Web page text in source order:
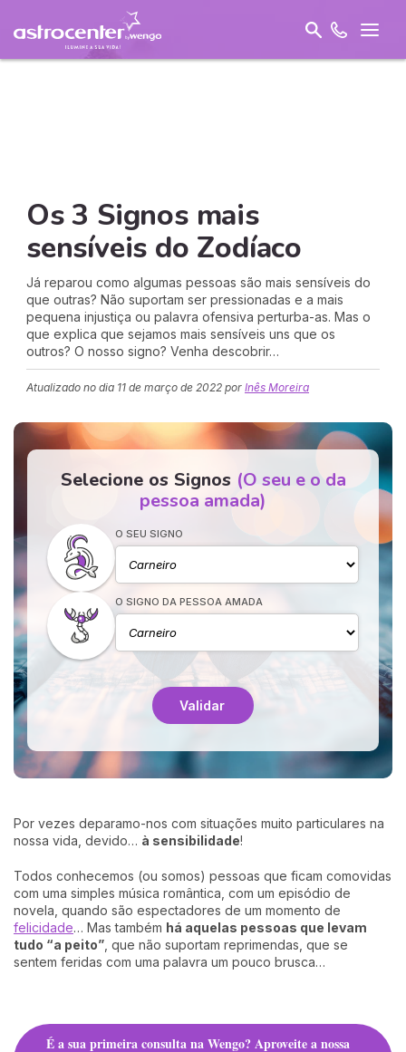
Os 3 Signos mais
sensíveis do Zodíaco
Já reparou como algumas pessoas são mais sensíveis do
que outras? Não suportam ser pressionadas e a mais
pequena injustiça ou palavra ofensiva perturba-as. Mas o
que explica que sejamos mais sensíveis uns que os
outros? O nosso signo? Venha descobrir…
Atualizado no dia 11 de março de 2022 por Inês Moreira
Selecione os Signos (O seu e o da
pessoa amada)
O SEU SIGNO
O SIGNO DA PESSOA AMADA
Validar
Por vezes deparamo-nos com situações muito particulares na
nossa vida, devido… à sensibilidade!
Todos conhecemos (ou somos) pessoas que ficam comovidas
com uma simples música romântica, com um episódio de
novela, quando são espectadores de um momento de
felicidade… Mas também há aquelas pessoas que levam
tudo “a peito” , que não suportam reprimendas, que se
sentem feridas com uma palavra um pouco brusca…
É a sua primeira consulta na Wengo? Aproveite a nossa